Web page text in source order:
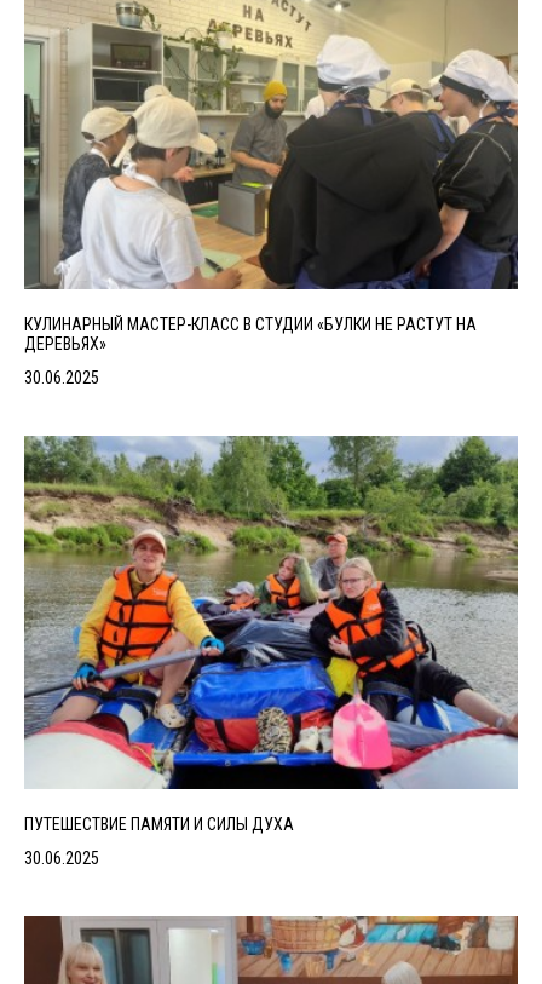
КУЛИНАРНЫЙ МАСТЕР-КЛАСС В СТУДИИ «БУЛКИ НЕ РАСТУТ НА
ДЕРЕВЬЯХ»
30.06.2025
ПУТЕШЕСТВИЕ ПАМЯТИ И СИЛЫ ДУХА
30.06.2025